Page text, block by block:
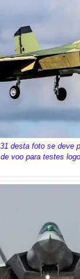
desta foto se deve
voo para testes